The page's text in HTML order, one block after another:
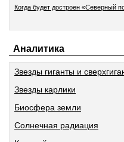
Когда будет достроен «Северный
Аналитика
Звезды гиганты и
Звезды карлики
Биосфера земли
Солнечная радиация